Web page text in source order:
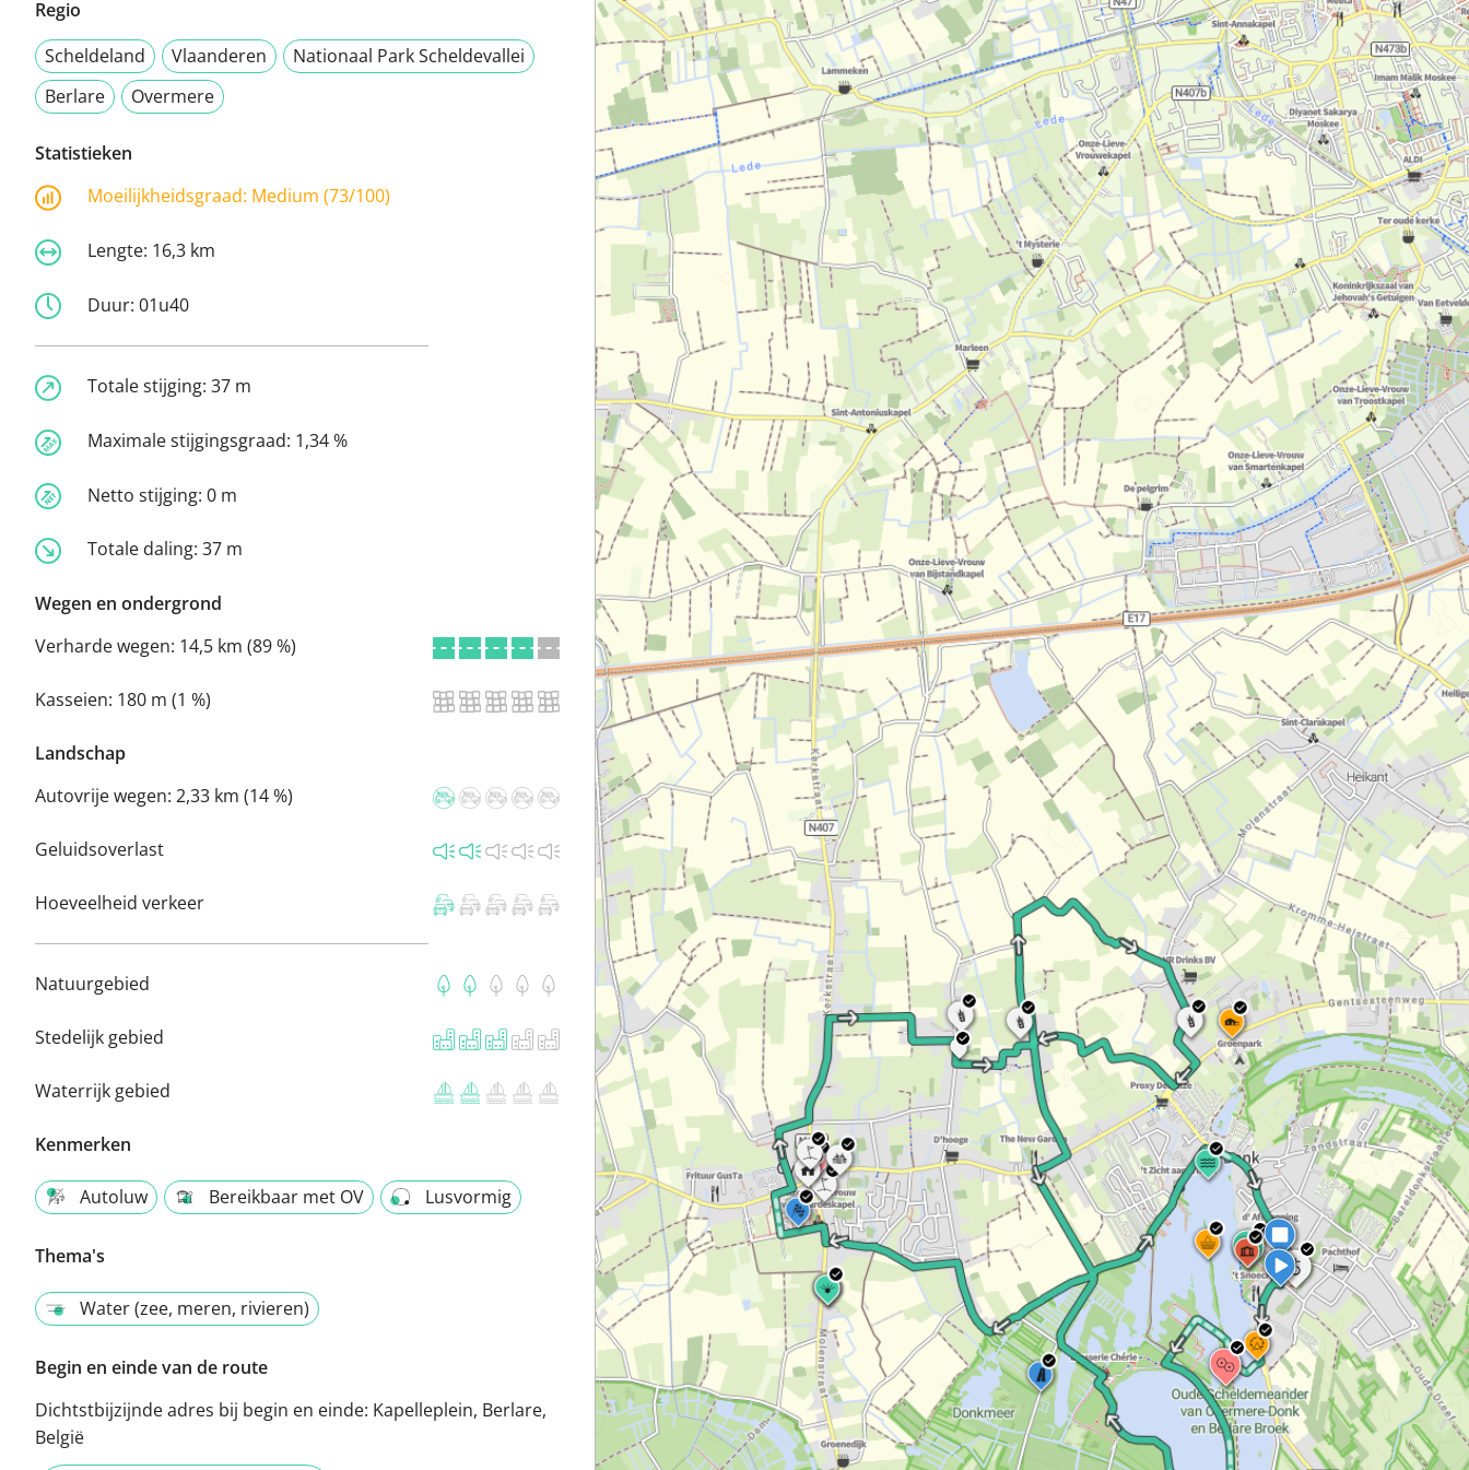
Regio
Scheldeland
Vlaanderen
Nationaal Park Scheldevallei
Berlare
Overmere
Statistieken
Moeilijkheidsgraad: Medium (73/100)
Lengte: 16,3 km
Duur: 01u40
Totale stijging: 37 m
Maximale stijgingsgraad: 1,34 %
Netto stijging: 0 m
Totale daling: 37 m
Wegen en ondergrond
Verharde wegen: 14,5 km (89 %)
Kasseien: 180 m (1 %)
Landschap
Autovrije wegen: 2,33 km (14 %)
Geluidsoverlast
Hoeveelheid verkeer
Natuurgebied
Stedelijk gebied
Waterrijk gebied
Kenmerken
Autoluw Bereikbaar met OV Lusvormig
Thema's
Water (zee, meren, rivieren)
Begin en einde van de route
Dichtstbijzijnde adres bij begin en einde: Kapelleplein, Berlare,
België